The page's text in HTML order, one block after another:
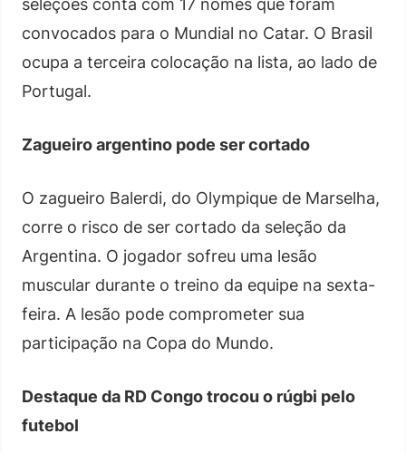
seleções conta com 17 nomes que foram
convocados para o Mundial no Catar. O Brasil
ocupa a terceira colocação na lista, ao lado de
Portugal.
Zagueiro argentino pode ser cortado
O zagueiro Balerdi, do Olympique de Marselha,
corre o risco de ser cortado da seleção da
Argentina. O jogador sofreu uma lesão
muscular durante o treino da equipe na sexta-
feira. A lesão pode comprometer sua
participação na Copa do Mundo.
Destaque da RD Congo trocou o rúgbi pelo
futebol